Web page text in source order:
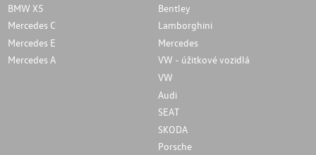
BMW X5
Mercedes C
Mercedes E
Mercedes A
Bentley
Lamborghini
Mercedes
VW - úžitkové vozidlá
VW
Audi
SEAT
SKODA
Porsche